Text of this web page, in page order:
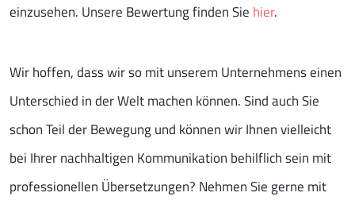
einzusehen. Unsere Bewertung finden Sie hier.
Wir hoffen, dass wir so mit unserem Unternehmens einen
Unterschied in der Welt machen können. Sind auch Sie
schon Teil der Bewegung und können wir Ihnen vielleicht
bei Ihrer nachhaltigen Kommunikation behilflich sein mit
professionellen Übersetzungen? Nehmen Sie gerne mit